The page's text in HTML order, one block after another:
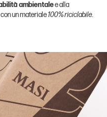
ambientalee alla
un materiale100% riciclabile.